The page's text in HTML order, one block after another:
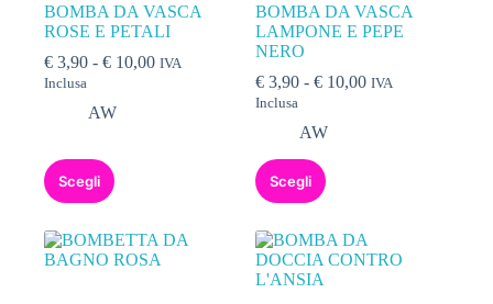
BOMBA DA VASCA
ROSE E PETALI
€ 3,90 - € 10,00 IVA
Inclusa
AW
Scegli
BOMBA DA VASCA
LAMPONE E PEPE
NERO
€ 3,90 - € 10,00 IVA
Inclusa
AW
Scegli